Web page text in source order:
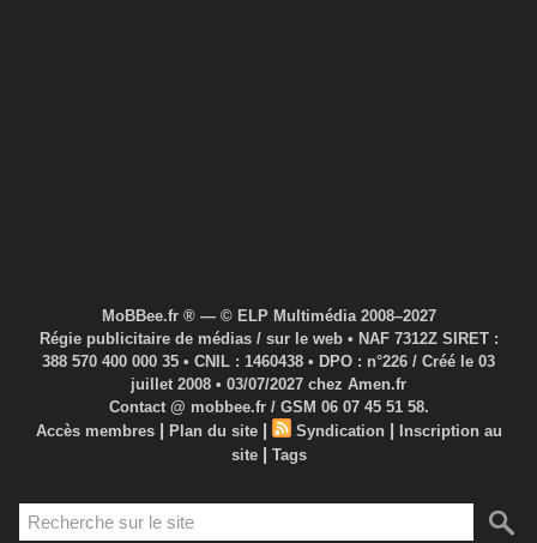
MoBBee.fr ® — © ELP Multimédia 2008–2027
Régie publicitaire de médias / sur le web • NAF 7312Z SIRET :
388 570 400 000 35 • CNIL : 1460438 • DPO : n°226 / Créé le 03
juillet 2008 • 03/07/2027 chez Amen.fr
Contact @ mobbee.fr / GSM 06 07 45 51 58.
Accès membres | Plan du site | Syndication |
Inscription au
site | Tags